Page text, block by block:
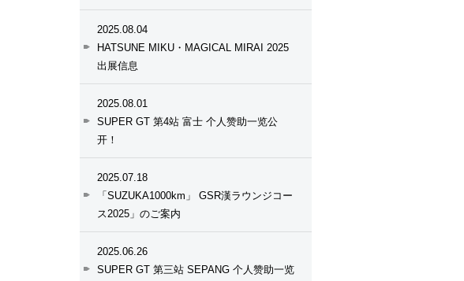
2025.08.04
HATSUNE MIKU・MAGICAL MIRAI 2025
出展信息
2025.08.01
SUPER GT 第4站 富士 个人赞助一览公
开！
2025.07.18
「SUZUKA1000km」 GSR漢ラウンジコー
ス2025」のご案内
2025.06.26
SUPER GT 第三站 SEPANG 个人赞助一览